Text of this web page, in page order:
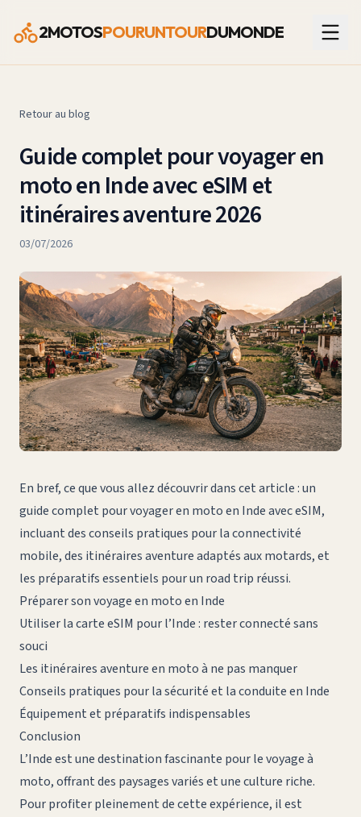
2MOTOSPOURUNTOURDUMONDE
Retour au blog
Guide complet pour voyager en
moto en Inde avec eSIM et
itinéraires aventure 2026
03/07/2026
En bref, ce que vous allez découvrir dans cet article : un
guide complet pour voyager en moto en Inde avec eSIM,
incluant des conseils pratiques pour la connectivité
mobile, des itinéraires aventure adaptés aux motards, et
les préparatifs essentiels pour un road trip réussi.
Préparer son voyage en moto en Inde
Utiliser la carte eSIM pour l’Inde : rester connecté sans
souci
Les itinéraires aventure en moto à ne pas manquer
Conseils pratiques pour la sécurité et la conduite en Inde
Équipement et préparatifs indispensables
Conclusion
L’Inde est une destination fascinante pour le voyage à
moto, offrant des paysages variés et une culture riche.
Pour profiter pleinement de cette expérience, il est